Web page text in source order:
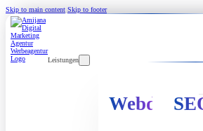
Skip to main content Skip to footer
Leistungen
Webdesign